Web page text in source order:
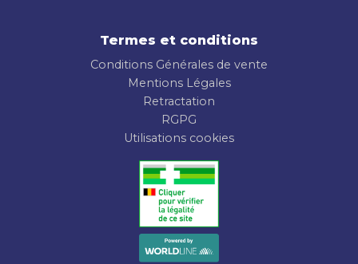
Termes et conditions
Conditions Générales de vente
Mentions Légales
Retractation
RGPG
Utilisations cookies